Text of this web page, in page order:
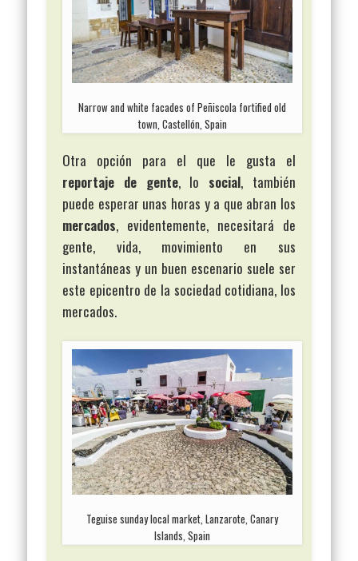
Narrow and white facades of Peñiscola fortified old
town, Castellón, Spain
Otra opción para el que le gusta el
reportaje de gente, lo social, también
puede esperar unas horas y a que abran los
mercados, evidentemente, necesitará de
gente, vida, movimiento en sus
instantáneas y un buen escenario suele ser
este epicentro de la sociedad cotidiana, los
mercados.
Teguise sunday local market, Lanzarote, Canary
Islands, Spain